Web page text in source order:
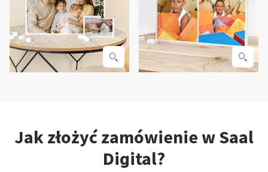
Jak złożyć zamówienie w Saal
Digital?